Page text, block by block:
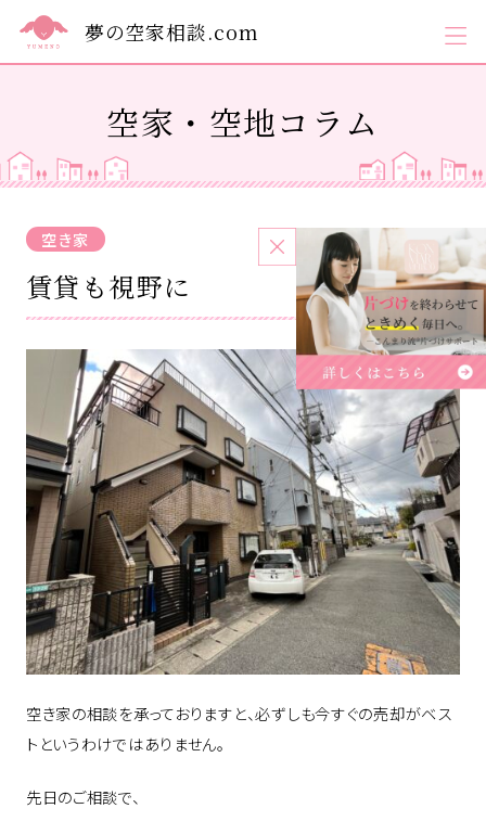
夢の空家相談.com
空家・空地コラム
空き家 2024.04.11
賃貸も視野に
空き家の相談を承っておりますと、必ずしも今すぐの売却がベス
トというわけではありません。
先日のご相談で、